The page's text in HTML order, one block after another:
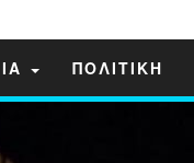
ΠΟΛΙΤΙΚΗ